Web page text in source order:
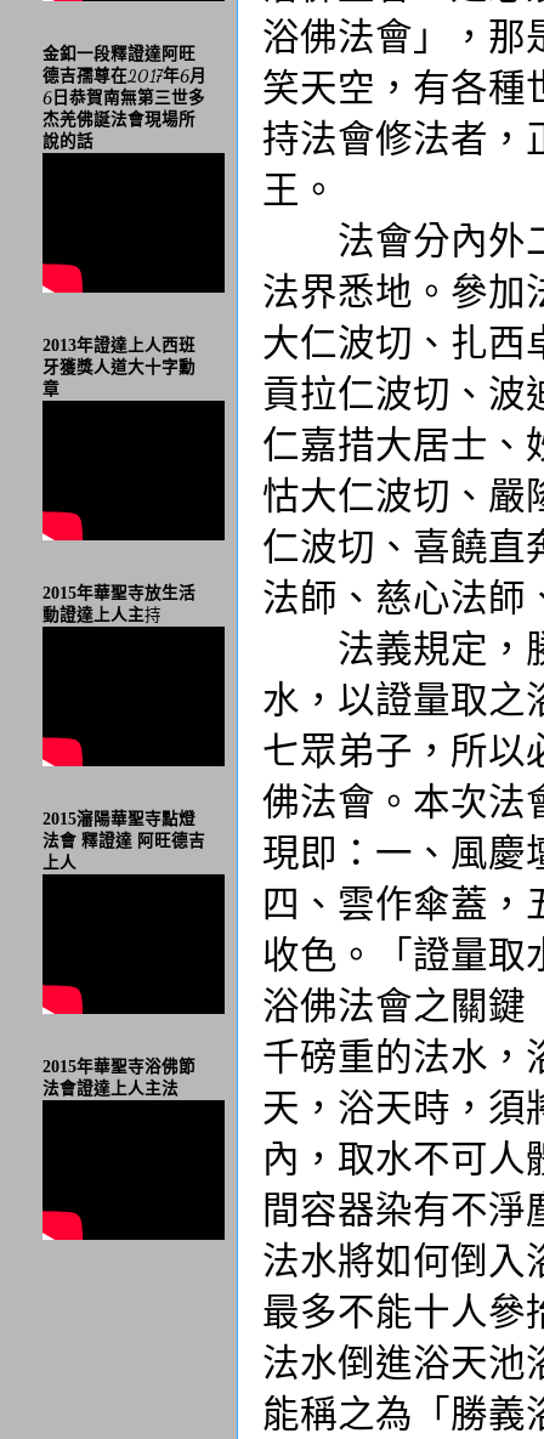
浴佛法會」，那
笑天空，有各種
持法會修法者，
王。
法會分內外二
法界悉地。參加
大仁波切、扎西
貢拉仁波切、波
仁嘉措大居士、
怙大仁波切、嚴
仁波切、喜饒直
法師、慈心法師
法義規定，勝
水，以證量取之
七眾弟子，所以
佛法會。本次法
現即：一、風慶
四、雲作傘蓋，
收色。「證量取
浴佛法會之關鍵
千磅重的法水，
天，浴天時，須
內，取水不可人
間容器染有不淨
法水將如何倒入
最多不能十人參
法水倒進浴天池
能稱之為「勝義
金釦一段釋證達阿旺
德吉孺尊在2017年6月
6日恭賀南無第三世多
杰羌佛誕法會現場所
說的話
2013年證達上人西班
牙獲獎人道大十字勳
章
2015年華聖寺放生活
動證達上人主持
2015瀋陽華聖寺點燈
法會 釋證達 阿旺德吉
上人
2015年華聖寺浴佛節
法會證達上人主法